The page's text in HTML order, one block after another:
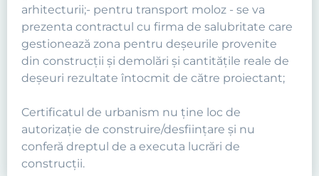
arhitecturii;- pentru transport moloz - se va
prezenta contractul cu firma de salubritate care
gestionează zona pentru deșeurile provenite
din construcții și demolări și cantitățile reale de
deșeuri rezultate întocmit de către proiectant;
Certificatul de urbanism nu ţine loc de
autorizaţie de construire/desfiinţare şi nu
conferă dreptul de a executa lucrări de
construcţii.